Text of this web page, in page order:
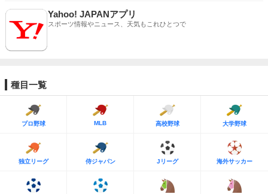
Yahoo! JAPANアプリ
スポーツ情報やニュース、天気もこれひとつで
種目一覧
プロ野球 MLB 高校野球 大学野球
独立リーグ 侍ジャパン Jリーグ 海外サッカー